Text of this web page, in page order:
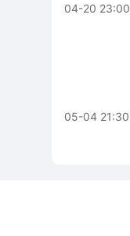
04-20 23:00
05-04 21:30